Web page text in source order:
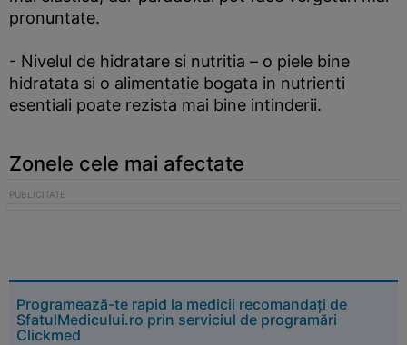
pronuntate.
- Nivelul de hidratare si nutritia – o piele bine
hidratata si o alimentatie bogata in nutrienti
esentiali poate rezista mai bine intinderii.
Zonele cele mai afectate
Programează-te rapid la medicii recomandați de
SfatulMedicului.ro prin serviciul de programări
Clickmed